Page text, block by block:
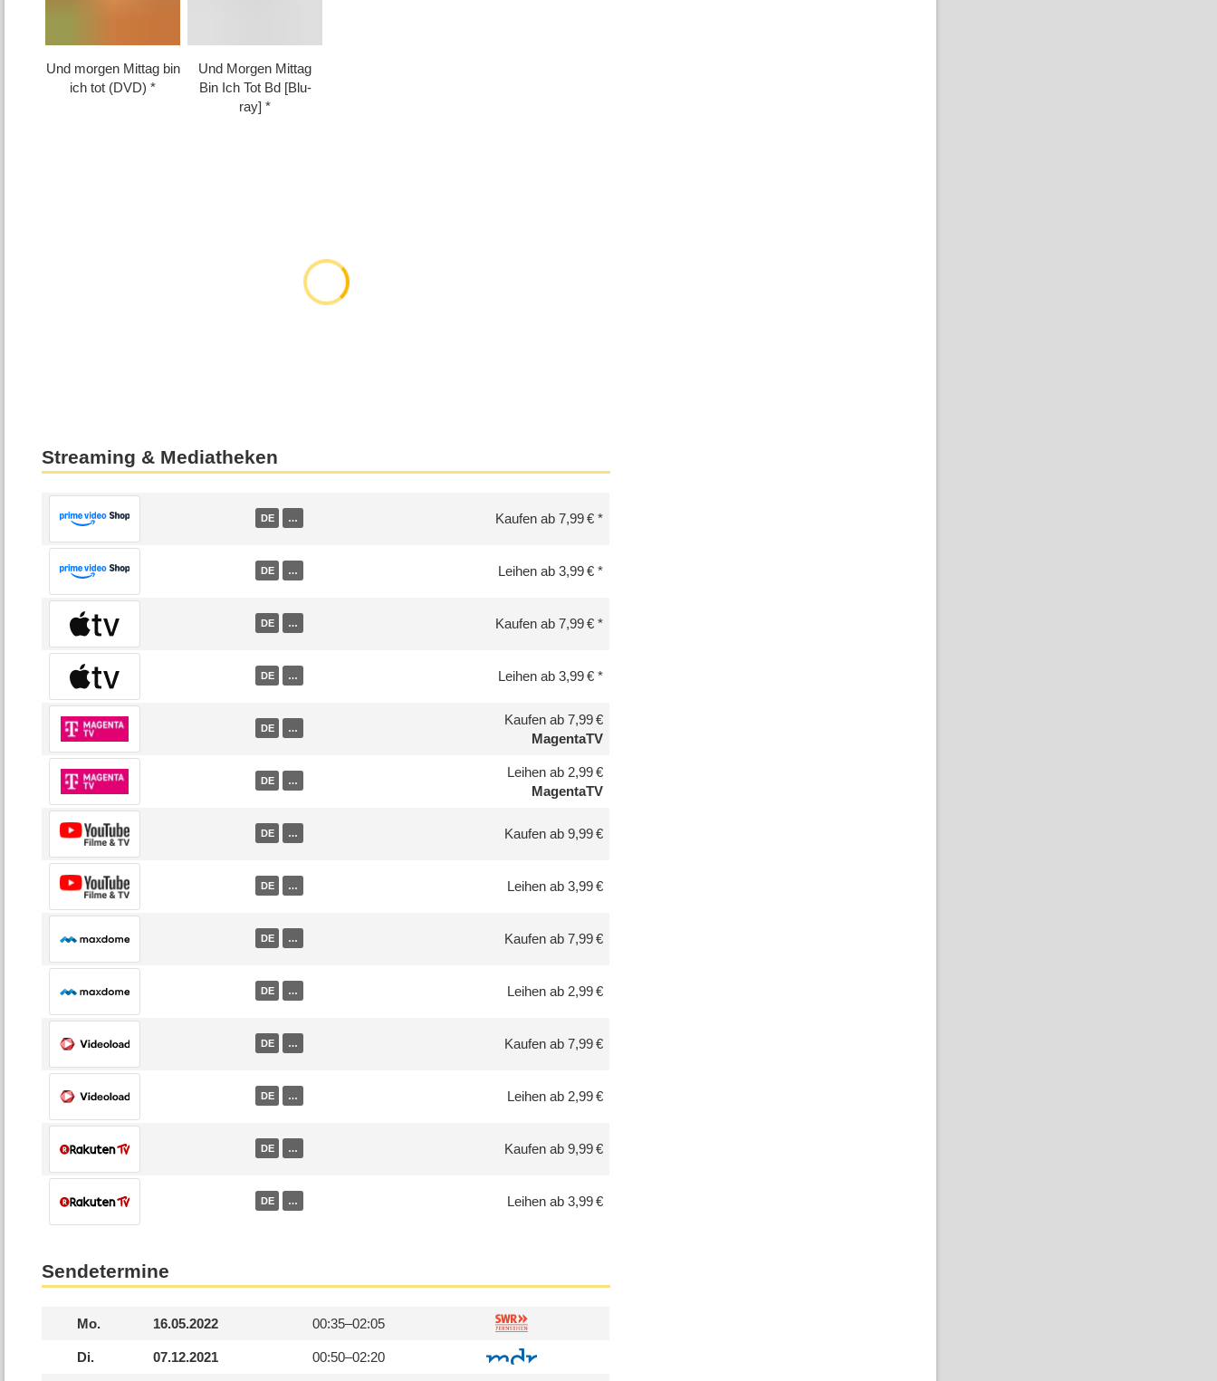
Und morgen Mittag bin
ich tot (DVD)
Und Morgen Mittag
Bin Ich Tot Bd [Blu-
ray]
Streaming & Mediatheken
DE … Kaufen ab 7,99 €
DE … Leihen ab 3,99 €
DE … Kaufen ab 7,99 €
DE … Leihen ab 3,99 €
DE …
Kaufen ab 7,99 €
MagentaTV
DE …
Leihen ab 2,99 €
MagentaTV
DE … Kaufen ab 9,99 €
DE … Leihen ab 3,99 €
DE … Kaufen ab 7,99 €
DE … Leihen ab 2,99 €
DE … Kaufen ab 7,99 €
DE … Leihen ab 2,99 €
DE … Kaufen ab 9,99 €
DE … Leihen ab 3,99 €
Sendetermine
Mo. 16.05.2022 00:35–02:05
Di. 07.12.2021 00:50–02:20